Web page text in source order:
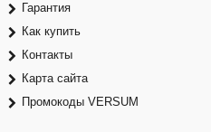
Гарантия
Как купить
Контакты
Карта сайта
Промокоды VERSUM